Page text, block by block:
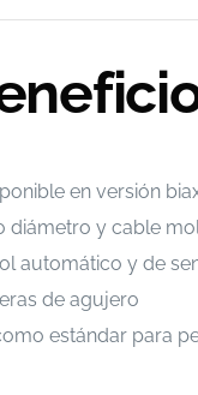
en versión
diámetro y cable
automático y de
de agujero
estándar para